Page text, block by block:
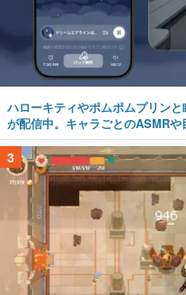
ハローキティやポムポムプリン
が配信中。キャラごとのASMR
3